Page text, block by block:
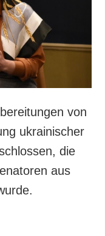
von
ukrainischer
die
aus